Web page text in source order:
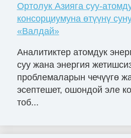
Ортолук Азияга суу-
консорциумуна өтүүнү
«Валдай»
Аналитиктер атомдук
суу жана энергия
проблемаларын чечүүгө
эсептешет, ошондой эле
тоб...